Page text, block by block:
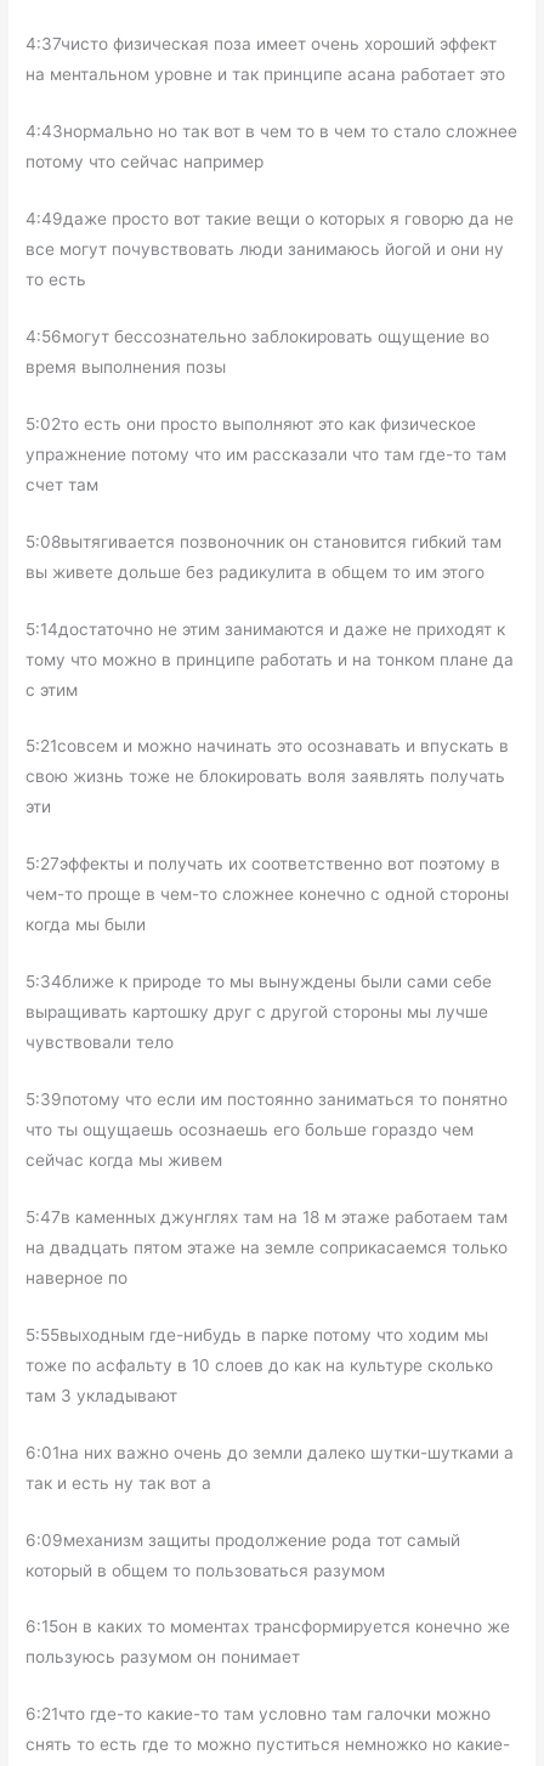
4:37чисто физическая поза имеет очень хороший эффект
на ментальном уровне и так принципе асана работает это
4:43нормально но так вот в чем то в чем то стало сложнее
потому что сейчас например
4:49даже просто вот такие вещи о которых я говорю да не
все могут почувствовать люди занимаюсь йогой и они ну
то есть
4:56могут бессознательно заблокировать ощущение во
время выполнения позы
5:02то есть они просто выполняют это как физическое
упражнение потому что им рассказали что там где-то там
счет там
5:08вытягивается позвоночник он становится гибкий там
вы живете дольше без радикулита в общем то им этого
5:14достаточно не этим занимаются и даже не приходят к
тому что можно в принципе работать и на тонком плане да
с этим
5:21совсем и можно начинать это осознавать и впускать в
свою жизнь тоже не блокировать воля заявлять получать
эти
5:27эффекты и получать их соответственно вот поэтому в
чем-то проще в чем-то сложнее конечно с одной стороны
когда мы были
5:34ближе к природе то мы вынуждены были сами себе
выращивать картошку друг с другой стороны мы лучше
чувствовали тело
5:39потому что если им постоянно заниматься то понятно
что ты ощущаешь осознаешь его больше гораздо чем
сейчас когда мы живем
5:47в каменных джунглях там на 18 м этаже работаем там
на двадцать пятом этаже на земле соприкасаемся только
наверное по
5:55выходным где-нибудь в парке потому что ходим мы
тоже по асфальту в 10 слоев до как на культуре сколько
там 3 укладывают
6:01на них важно очень до земли далеко шутки-шутками а
так и есть ну так вот а
6:09механизм защиты продолжение рода тот самый
который в общем то пользоваться разумом
6:15он в каких то моментах трансформируется конечно же
пользуюсь разумом он понимает
6:21что где-то какие-то там условно там галочки можно
снять то есть где то можно пуститься немножко но какие-